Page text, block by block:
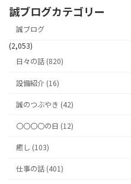
誠ブログカテゴリー
誠ブログ
(2,053)
日々の話 (820)
設備紹介 (16)
誠のつぶやき (42)
〇〇〇〇の日 (12)
癒し (103)
仕事の話 (401)